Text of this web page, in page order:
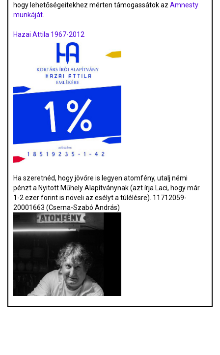
hogy lehetőségeitekhez mérten támogassátok az Amnesty
munkáját.
Hazai Attila 1967-2012
Ha szeretnéd, hogy jövőre is legyen atomfény, utalj némi
pénzt a Nyitott Műhely Alapítványnak (azt írja Laci, hogy már
1-2 ezer forint is növeli az esélyt a túlélésre). 11712059-
20001663 (Cserna-Szabó András)